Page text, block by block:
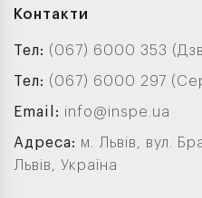
Контакти
Тел: (067) 6000 353
Тел: (067) 6000 297
Email: info@inspe.ua
Адреса: м. Львів, вул.
Львів, Україна